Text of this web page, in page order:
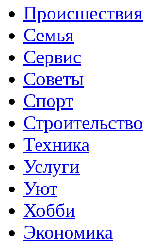
Происшествия
Семья
Сервис
Советы
Спорт
Строительство
Техника
Услуги
Уют
Хобби
Экономика